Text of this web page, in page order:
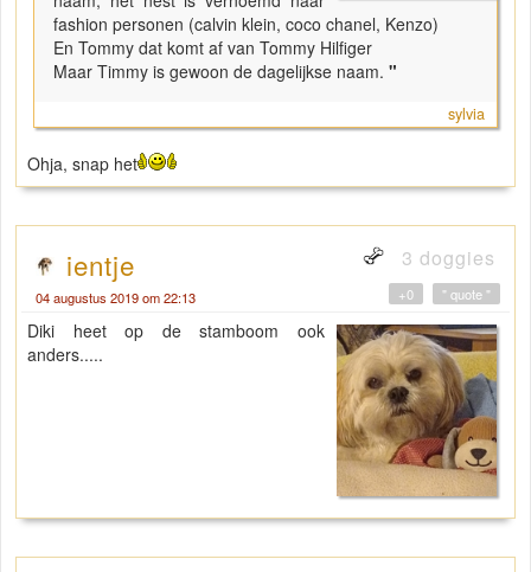
fashion personen (calvin klein, coco chanel, Kenzo)
En Tommy dat komt af van Tommy Hilfiger
Maar Timmy is gewoon de dagelijkse naam. "
sylvia
Ohja, snap het
ientje 3 doggies
04 augustus 2019 om 22:13 " quote "
+0
Diki heet op de stamboom ook
anders.....